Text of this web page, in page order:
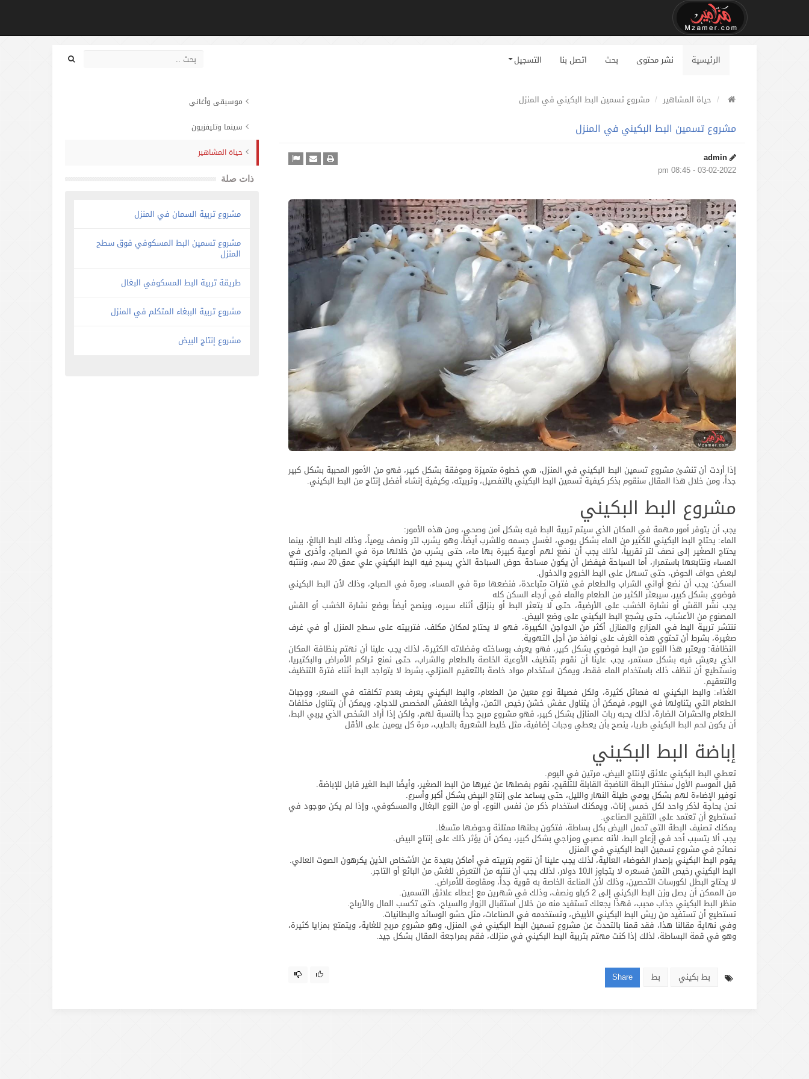
الرئيسية نشر محتوى بحث اتصل بنا التسجيل
حياة المشاهير مشروع تسمين البط البكيني في المنزل
مشروع تسمين البط البكيني في المنزل
admin
03-02-2022 - 08:45 pm
إذا أردت أن تنشئ مشروع تسمين البط البكيني في المنزل، هي خطوة متميزة وموفقة بشكل كبير، فهو من الأمور المحببة بشكل كبير
جداً، ومن خلال هذا المقال سنقوم بذكر كيفية تسمين البط البكيني بالتفصيل، وتربيته، وكيفية إنشاء أفضل إنتاج من البط البكيني.
مشروع البط البكيني
يجب أن يتوفر أمور مهمة في المكان الذي سيتم تربية البط فيه بشكل آمن وصحي، ومن هذه الأمور:
الماء: يحتاج البط البكيني للكثير من الماء بشكل يومي، لغسل جسمه وللشرب أيضاً، وهو يشرب لتر ونصف يومياً، وذلك للبط البالغ، بينما
يحتاج الصغير إلى نصف لتر تقريباً، لذلك يجب أن نضع لهم أوعية كبيرة بها ماء، حتى يشرب من خلالها مرة في الصباح، وأخرى في
المساء ونتابعها باستمرار، أما السباحة فيفضل أن يكون مساحة حوض السباحة الذي يسبح فيه البط البكيني علي عمق 20 سم، وننتبه
لبعض حواف الحوض، حتى تسهل على البط الخروج والدخول.
السكن: يجب أن نضع أواني الشراب والطعام في فترات متباعدة، فنضعها مرة في المساء، ومرة في الصباح، وذلك لأن البط البكيني
فوضوي بشكل كبير، سيبعثر الكثير من الطعام والماء في أرجاء السكن كله
يجب نشر القش أو نشارة الخشب على الأرضية، حتى لا يتعثر البط أو ينزلق أثناء سيره، وينصح أيضاً بوضع نشارة الخشب أو القش
المصنوع من الأعشاب، حتى يشجع البط البكيني على وضع البيض.
تنتشر تربية البط في المزارع والمنازل أكثر من الدواجن الكبيرة، فهو لا يحتاج لمكان مكلف، فتربيته على سطح المنزل أو في غرف
صغيرة، بشرط أن تحتوي هذه الغرف على نوافذ من أجل التهوية.
النظافة: ويعتبر هذا النوع من البط فوضوي بشكل كبير، فهو يعرف بوساخته وفضلاته الكثيرة، لذلك يجب علينا أن نهتم بنظافة المكان
الذي يعيش فيه بشكل مستمر، يجب علينا أن نقوم بتنظيف الأوعية الخاصة بالطعام والشراب، حتى نمنع تراكم الأمراض والبكتيريا،
ونستطيع أن ننظف ذلك باستخدام الماء فقط، ويمكن استخدام مواد خاصة بالتعقيم المنزلي، بشرط لا يتواجد البط أثناء فترة التنظيف
والتعقيم.
الغذاء: والبط البكيني له فصائل كثيرة، ولكل فصيلة نوع معين من الطعام، والبط البكيني يعرف بعدم تكلفته في السعر، ووجبات
الطعام التي يتناولها في اليوم، فيمكن أن يتناول عفش خشن رخيص الثمن، وأيضًا العفش المخصص للدجاج، ويمكن أن يتناول مخلفات
الطعام والحشرات الضارة، لذلك يحبه ربات المنازل بشكل كبير، فهو مشروع مربح جداً بالنسبة لهم، ولكن إذا أراد الشخص الذي يربي البط،
أن يكون لحم البط البكيني طريا، ينصح بأن يعطي وجبات إضافية، مثل خليط الشعرية بالحليب، مرة كل يومين على الأقل
إباضة البط البكيني
تعطي البط البكيني علائق لإنتاج البيض، مرتين في اليوم.
قبل الموسم الأول سنختار البطة الناضجة القابلة للتلقيح، نقوم بفصلها عن غيرها من البط الصغير، وأيضًا البط الغير قابل للإباضة.
توفير الإضاءة لهم بشكل يومي طيلة النهار والليل، حتى يساعد على إنتاج البيض بشكل أكبر وأسرع.
نحن بحاجة لذكر واحد لكل خمس إناث، ويمكنك استخدام ذكر من نفس النوع، أو من النوع البغال والمسكوفي، وإذا لم يكن موجود في
تستطيع أن تعتمد على التلقيح الصناعي.
يمكنك تصنيف البطة التي تحمل البيض بكل بساطة، فتكون بطنها ممتلئة وحوضها متسعًا.
يجب ألا يتسبب أحد في إزعاج البط، لأنه عصبي ومزاجي بشكل كبير، يمكن أن يؤثر ذلك على إنتاج البيض.
نصائح في مشروع تسمين البط البكيني في المنزل
يقوم البط البكيني بإصدار الضوضاء العالية، لذلك يجب علينا أن نقوم بتربيته في أماكن بعيدة عن الأشخاص الذين يكرهون الصوت العالي.
البط البكيني رخيص الثمن فسعره لا يتجاوز الـ10 دولار، لذلك يجب أن ننتبه من التعرض للغش من البائع أو التاجر.
لا يحتاج البطل لكورسات التحصين، وذلك لأن المناعة الخاصة به قوية جداً، ومقاومة للأمراض.
من الممكن أن يصل وزن البط البكيني إلى 2 كيلو ونصف، وذلك في شهرين مع إعطاء علائق التسمين.
منظر البط البكيني جذاب محبب، فهذا يجعلك تستفيد منه من خلال استقبال الزوار والسياح، حتى تكسب المال والأرباح.
تستطيع أن تستفيد من ريش البط البكيني الأبيض، وتستخدمه في الصناعات، مثل حشو الوسائد والبطانيات.
وفي نهاية مقالنا هذا، فقد قمنا بالتحدث عن مشروع تسمين البط البكيني في المنزل، وهو مشروع مربح للغاية، ويتمتع بمزايا كثيرة،
وهو في قمة البساطة، لذلك إذا كنت مهتم بتربية البط البكيني في منزلك، فقم بمراجعة المقال بشكل جيد.
بط بكيني بط Share
موسيقى وأغاني
سينما وتليفزيون
حياة المشاهير
ذات صلة
مشروع تربية السمان في المنزل
مشروع تسمين البط المسكوفي فوق سطح
المنزل
طريقة تربية البط المسكوفي البغال
مشروع تربية الببغاء المتكلم في المنزل
مشروع إنتاج البيض